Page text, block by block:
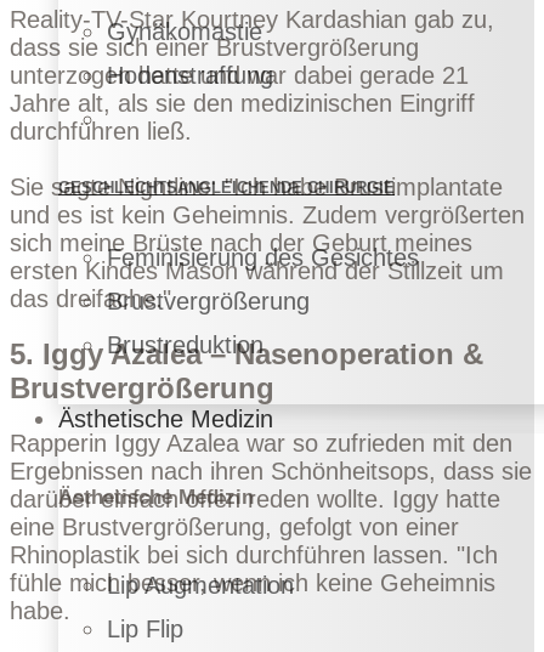
Gynäkomastie
Hodenstraffung
GESCHLECHTSANGLEICHENDE CHIRURGIE
Feminisierung des Gesichtes
Brustvergrößerung
Brustreduktion
Ästhetische Medizin
Ästhetische Medizin
Lip Augmentation
Lip Flip
Reality-TV-Star Kourtney Kardashian gab zu,
dass sie sich einer Brustvergrößerung
unterzogen hatte und war dabei gerade 21
Jahre alt, als sie den medizinischen Eingriff
durchführen ließ.
Sie sagteNightline: "Ich habe Brustimplantate
und es ist kein Geheimnis. Zudem vergrößerten
sich meine Brüste nach der Geburt meines
ersten Kindes Mason während der Stillzeit um
das dreifache."
5. Iggy Azalea – Nasenoperation &
Brustvergrößerung
Rapperin Iggy Azalea war so zufrieden mit den
Ergebnissen nach ihren Schönheitsops, dass sie
darüber einfach offen reden wollte. Iggy hatte
eine Brustvergrößerung, gefolgt von einer
Rhinoplastik bei sich durchführen lassen. "Ich
fühle mich besser, wenn ich keine Geheimnis
habe.